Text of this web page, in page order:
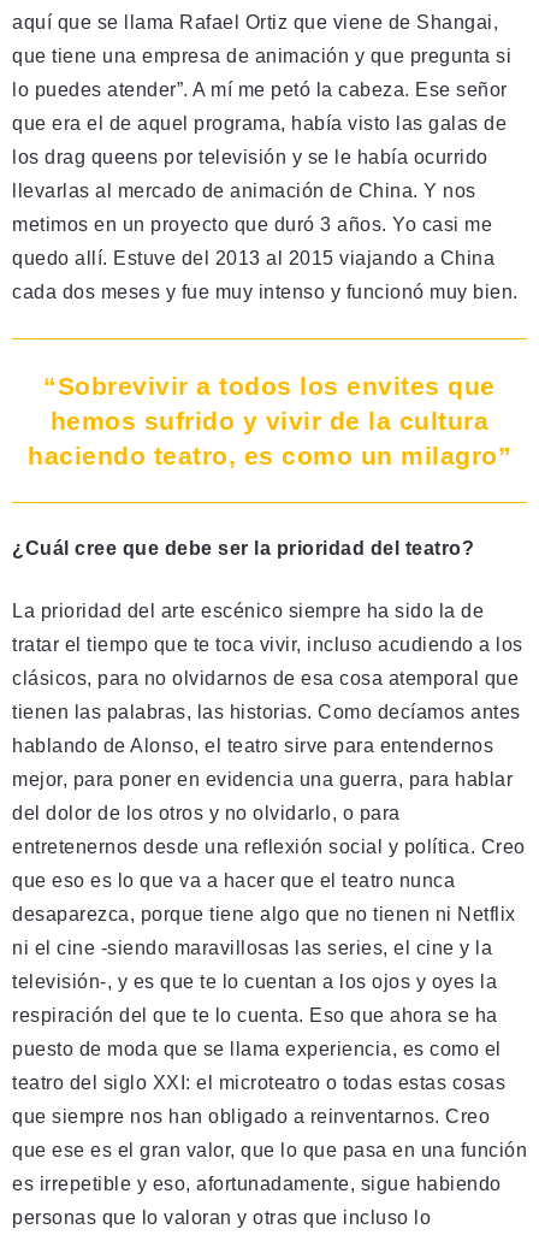
aquí que se llama Rafael Ortiz que viene de Shangai,
que tiene una empresa de animación y que pregunta si
lo puedes atender”. A mí me petó la cabeza. Ese señor
que era el de aquel programa, había visto las galas de
los drag queens por televisión y se le había ocurrido
llevarlas al mercado de animación de China. Y nos
metimos en un proyecto que duró 3 años. Yo casi me
quedo allí. Estuve del 2013 al 2015 viajando a China
cada dos meses y fue muy intenso y funcionó muy bien.
“Sobrevivir a todos los envites que
hemos sufrido y vivir de la cultura
haciendo teatro, es como un milagro”
¿Cuál cree que debe ser la prioridad del teatro?
La prioridad del arte escénico siempre ha sido la de
tratar el tiempo que te toca vivir, incluso acudiendo a los
clásicos, para no olvidarnos de esa cosa atemporal que
tienen las palabras, las historias. Como decíamos antes
hablando de Alonso, el teatro sirve para entendernos
mejor, para poner en evidencia una guerra, para hablar
del dolor de los otros y no olvidarlo, o para
entretenernos desde una reflexión social y política. Creo
que eso es lo que va a hacer que el teatro nunca
desaparezca, porque tiene algo que no tienen ni Netflix
ni el cine -siendo maravillosas las series, el cine y la
televisión-, y es que te lo cuentan a los ojos y oyes la
respiración del que te lo cuenta. Eso que ahora se ha
puesto de moda que se llama experiencia, es como el
teatro del siglo XXI: el microteatro o todas estas cosas
que siempre nos han obligado a reinventarnos. Creo
que ese es el gran valor, que lo que pasa en una función
es irrepetible y eso, afortunadamente, sigue habiendo
personas que lo valoran y otras que incluso lo